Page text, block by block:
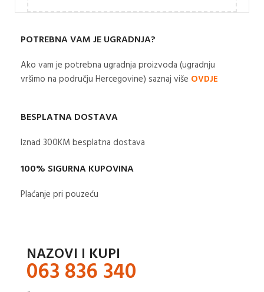
POTREBNA VAM JE UGRADNJA?
Ako vam je potrebna ugradnja proizvoda (ugradnju
vršimo na području Hercegovine) saznaj više OVDJE
BESPLATNA DOSTAVA
Iznad 300KM besplatna dostava​
100% SIGURNA KUPOVINA
Plaćanje pri pouzeću
NAZOVI I KUPI
063 836 340